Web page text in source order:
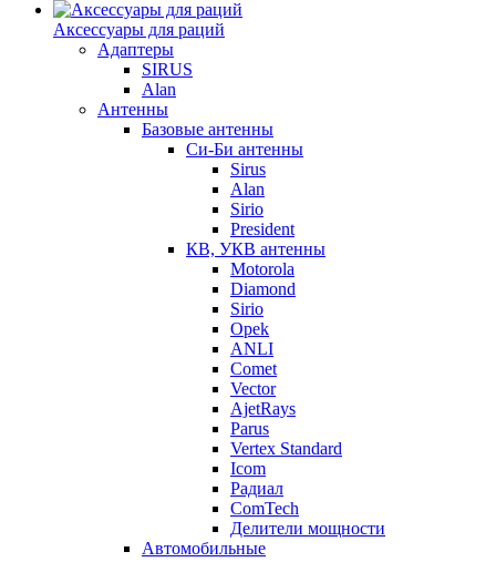
Аксессуары для раций
Адаптеры
SIRUS
Alan
Антенны
Базовые антенны
Си-Би антенны
Sirus
Alan
Sirio
President
КВ, УКВ антенны
Motorola
Diamond
Sirio
Opek
ANLI
Comet
Vector
AjetRays
Parus
Vertex Standard
Icom
Радиал
ComTech
Делители мощности
Автомобильные